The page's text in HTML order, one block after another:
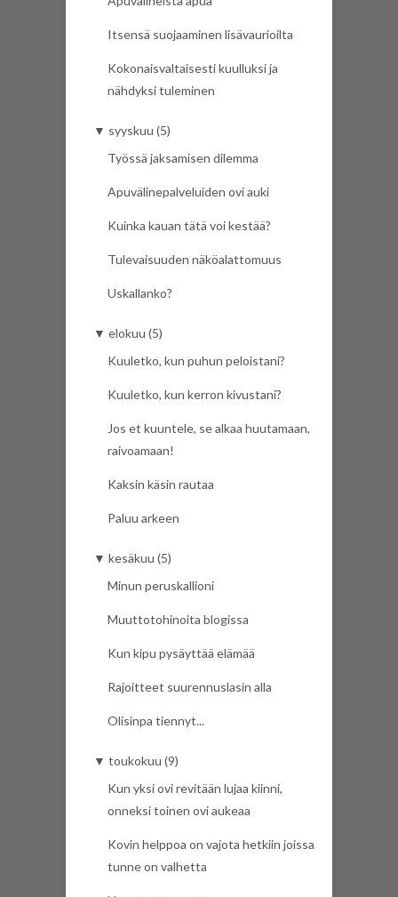
Itsensä suojaaminen lisävaurioilta
Kokonaisvaltaisesti kuulluksi ja
nähdyksi tuleminen
▼ syyskuu (5)
Työssä jaksamisen dilemma
Apuvälinepalveluiden ovi auki
Kuinka kauan tätä voi kestää?
Tulevaisuuden näköalattomuus
Uskallanko?
▼ elokuu (5)
Kuuletko, kun puhun peloistani?
Kuuletko, kun kerron kivustani?
Jos et kuuntele, se alkaa huutamaan,
raivoamaan!
Kaksin käsin rautaa
Paluu arkeen
▼ kesäkuu (5)
Minun peruskallioni
Muuttotohinoita blogissa
Kun kipu pysäyttää elämää
Rajoitteet suurennuslasin alla
Olisinpa tiennyt...
▼ toukokuu (9)
Kun yksi ovi revitään lujaa kiinni,
onneksi toinen ovi aukeaa
Kovin helppoa on vajota hetkiin joissa
tunne on valhetta